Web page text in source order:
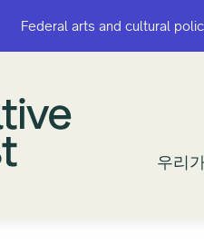
Federal arts and cultural
우리
Federal arts and cultural
우리